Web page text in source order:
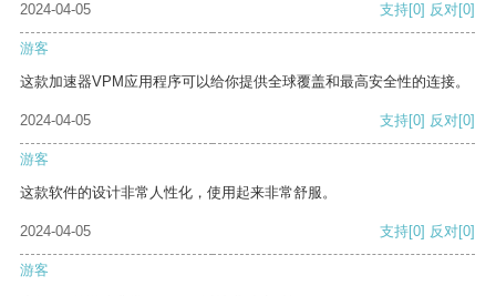
2024-04-05 支持[0] 反对[0]
游客
这款加速器VPM应用程序可以给你提供全球覆盖和最高安全性的连接。
2024-04-05 支持[0] 反对[0]
游客
这款软件的设计非常人性化，使用起来非常舒服。
2024-04-05 支持[0] 反对[0]
游客